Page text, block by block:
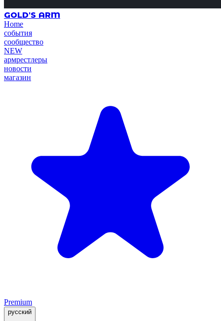
GOLD'S ARM
Home
события
сообщество
NEW
армрестлеры
новости
магазин
Premium
русский